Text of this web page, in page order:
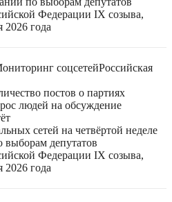
Федерации IX созыва,
2026 года
соцсетейРоссийская
постов о партиях
людей на обсуждение
сетей на четвёртой неделе
выборам депутатов
Федерации IX созыва,
2026 года